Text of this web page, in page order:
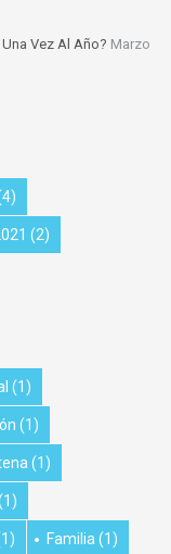
Vez Al Año? Marzo
(2)
(1)
(1)
(1)
Familia (1)